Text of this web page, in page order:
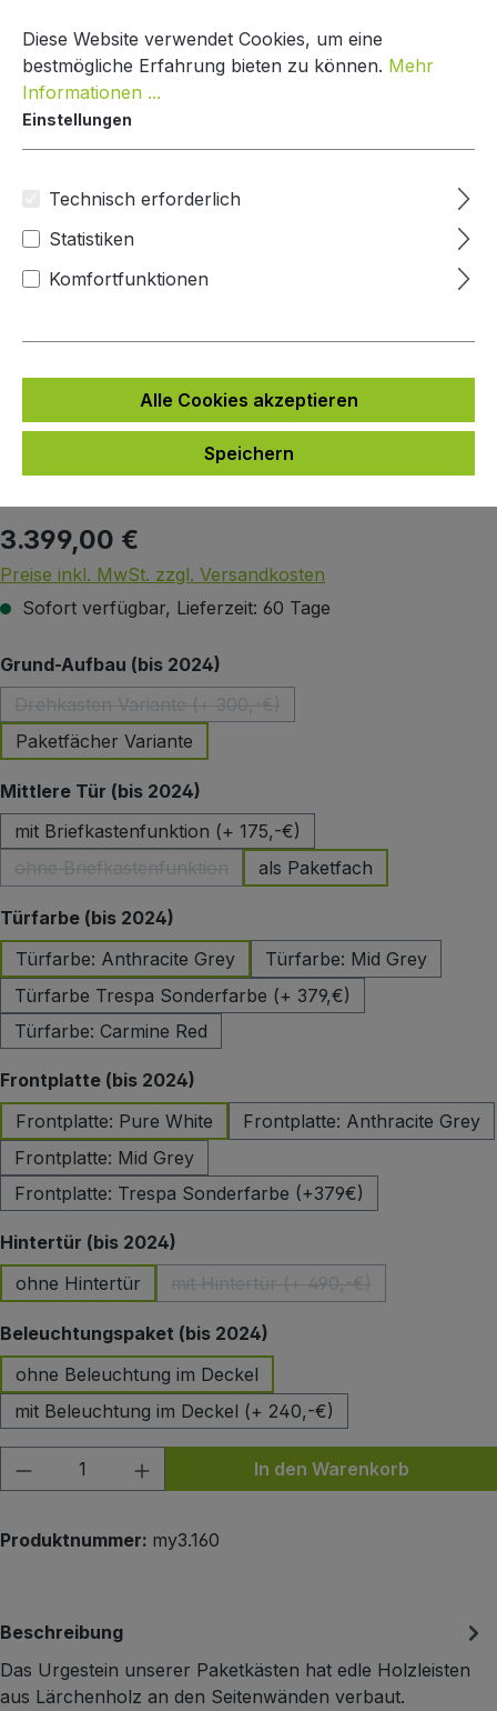
Paketkasten Classic Line
Mypaketkasten
Bildergalerie überspringen
Regulärer Preis:
3.399,00 €
Preise inkl. MwSt. zzgl. Versandkosten
Sofort verfügbar, Lieferzeit: 60 Tage
Grund-Aufbau (bis 2024)
(Diese Option ist zurzeit nicht verfügbar.)
Paketfächer Variante
Mittlere Tür (bis 2024)
mit Briefkastenfunktion (+ 175,-€)
(Diese Option ist zurzeit nicht verfügbar.)
als Paketfach
Türfarbe (bis 2024)
Türfarbe: Anthracite Grey
Türfarbe: Mid Grey
Türfarbe Trespa Sonderfarbe (+ 379,€)
Türfarbe: Carmine Red
Frontplatte (bis 2024)
Frontplatte: Pure White
Frontplatte: Anthracite Grey
Frontplatte: Mid Grey
Frontplatte: Trespa Sonderfarbe (+379€)
Hintertür (bis 2024)
ohne Hintertür
Beleuchtungspaket (bis 2024)
ohne Beleuchtung im Deckel
mit Beleuchtung im Deckel (+ 240,-€)
Produkt Anzahl: Gib den gewünschten
In den Warenkorb
Produktnummer: my3.160
Beschreibung
Das Urgestein unserer Paketkästen hat edle Holzleisten
aus Lärchenholz an den Seitenwänden verbaut.
Diese Website verwendet Cookies, um eine
bestmögliche Erfahrung bieten zu können. Mehr
Informationen ...
Einstellungen
Technisch erforderlich
Statistiken
Komfortfunktionen
Alle Cookies akzeptieren
Speichern